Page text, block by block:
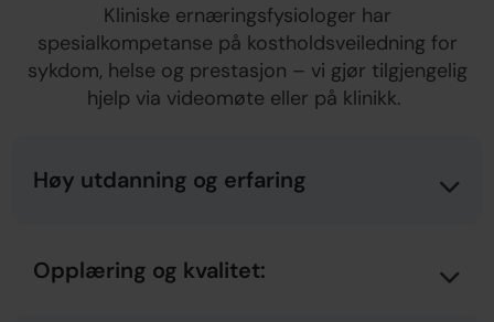
Kliniske ernæringsfysiologer har
spesialkompetanse på kostholdsveiledning for
sykdom, helse og prestasjon – vi gjør tilgjengelig
hjelp via videomøte eller på klinikk.
Høy utdanning og erfaring
Opplæring og kvalitet: